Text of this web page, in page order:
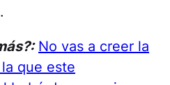
No vas a creer la
que este